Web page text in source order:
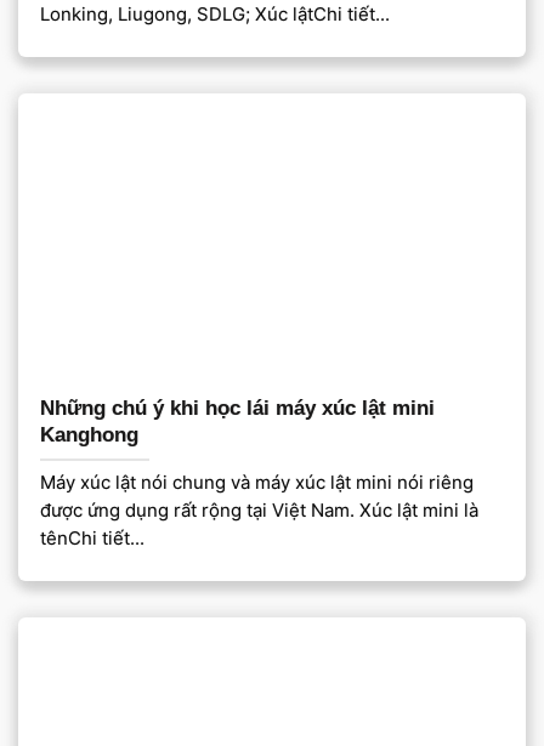
Lonking, Liugong, SDLG; Xúc lậtChi tiết...
Những chú ý khi học lái máy xúc lật mini
Kanghong
Máy xúc lật nói chung và máy xúc lật mini nói riêng
được ứng dụng rất rộng tại Việt Nam. Xúc lật mini là
tênChi tiết...